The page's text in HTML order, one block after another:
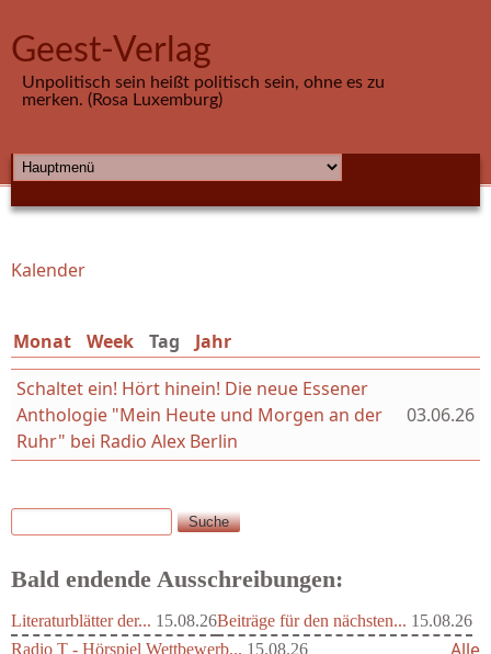
Geest-Verlag
Unpolitisch sein heißt politisch sein, ohne es zu
merken. (Rosa Luxemburg)
HAUPTMENÜ
Sie sind hier
Kalender
Monat Week Tag (aktiver Reiter)
Jahr
Schaltet ein! Hört hinein! Die neue Essener
Anthologie "Mein Heute und Morgen an der
Ruhr" bei Radio Alex Berlin
03.06.26
Suchformular
Suche
Bald endende Ausschreibungen:
Literaturblätter der... 15.08.26Beiträge für den nächsten... 15.08.26
Radio T - Hörspiel Wettbewerb... 15.08.26
Alle